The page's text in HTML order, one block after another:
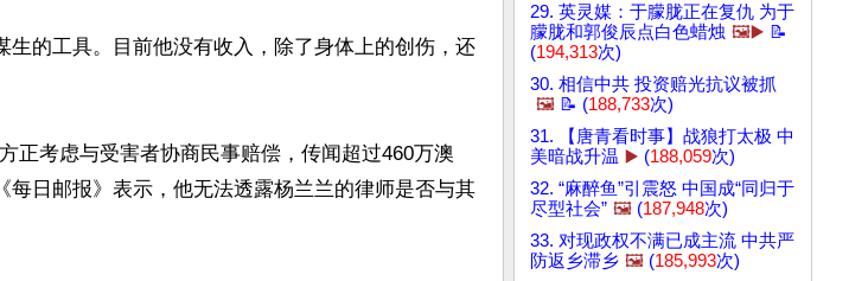
的工具。目前他没有收入，除了身体上的创伤，还
正考虑与受害者协商民事赔偿，传闻超过460万澳
每日邮报》表示，他无法透露杨兰兰的律师是否与其
29. 英灵媒：于朦胧正在复仇 为于
朦胧和郭俊辰点白色蜡烛 🖼️▶️ 📝
(194,313次)
30. 相信中共 投资赔光抗议被抓
🖼️ 📝 (188,733次)
31. 【唐青看时事】战狼打太极 中
美暗战升温 ▶️ (188,059次)
32. “麻醉鱼”引震怒 中国成“同归于
尽型社会” 🖼️ (187,948次)
33. 对现政权不满已成主流 中共严
防返乡滞乡 🖼️ (185,993次)